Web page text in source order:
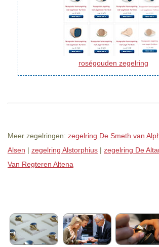
roségouden zegelring
Meer zegelringen: zegelring De Smeth van
Alsen | zegelring Alstorphius | zegelring De
Van Regteren Altena